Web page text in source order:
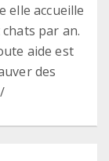
elle accueille
par an.
aide est
des